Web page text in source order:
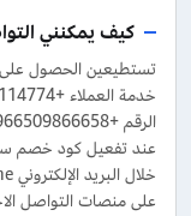
كيف يمكنني
تستطيعين الحصول على
عند تفعيل كود خصم
على منصات التواصل